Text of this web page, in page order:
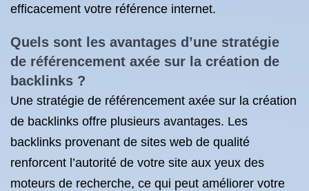
efficacement votre référence internet.
Quels sont les avantages d’une stratégie
de référencement axée sur la création de
backlinks ?
Une stratégie de référencement axée sur la création
de backlinks offre plusieurs avantages. Les
backlinks provenant de sites web de qualité
renforcent l’autorité de votre site aux yeux des
moteurs de recherche, ce qui peut améliorer votre